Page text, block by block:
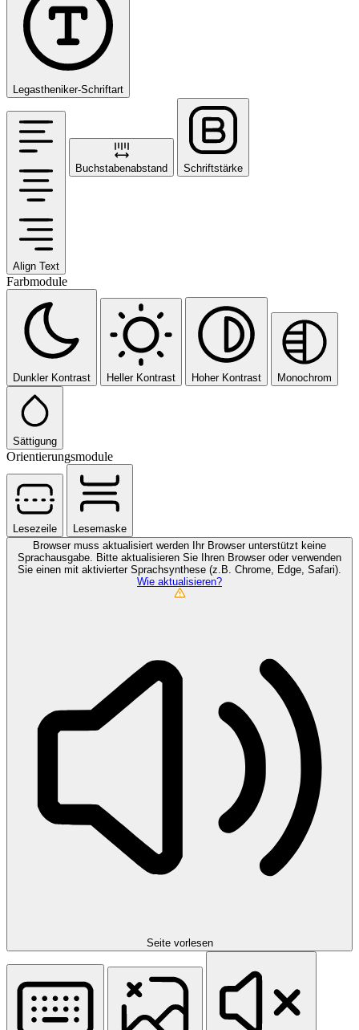
Legastheniker-Schriftart
Align Text
Buchstabenabstand Schriftstärke
Farbmodule
Dunkler Kontrast Heller Kontrast Hoher Kontrast Monochrom
Sättigung
Orientierungsmodule
Lesezeile
Lesemaske
Browser muss aktualisiert werden
Ihr Browser unterstützt keine
Sprachausgabe. Bitte aktualisieren Sie Ihren Browser oder verwenden
Sie einen mit aktivierter Sprachsynthese (z.B. Chrome, Edge, Safari).
Wie aktualisieren?
Seite vorlesen